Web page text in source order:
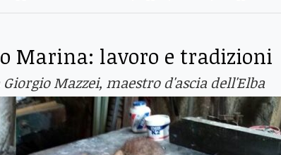
Marina: lavoro e tradizioni
Mazzei, maestro d'ascia dell'Elba